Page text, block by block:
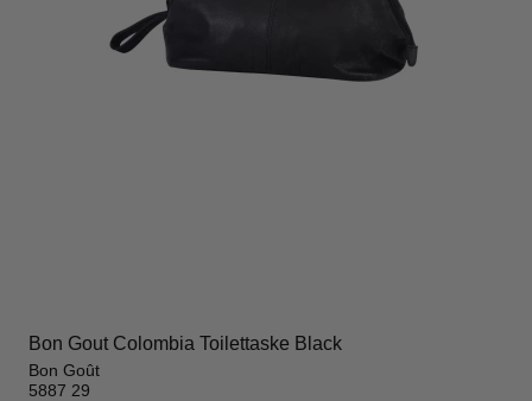
Bon Gout Colombia Toilettaske Black
Bon Goût
5887 29